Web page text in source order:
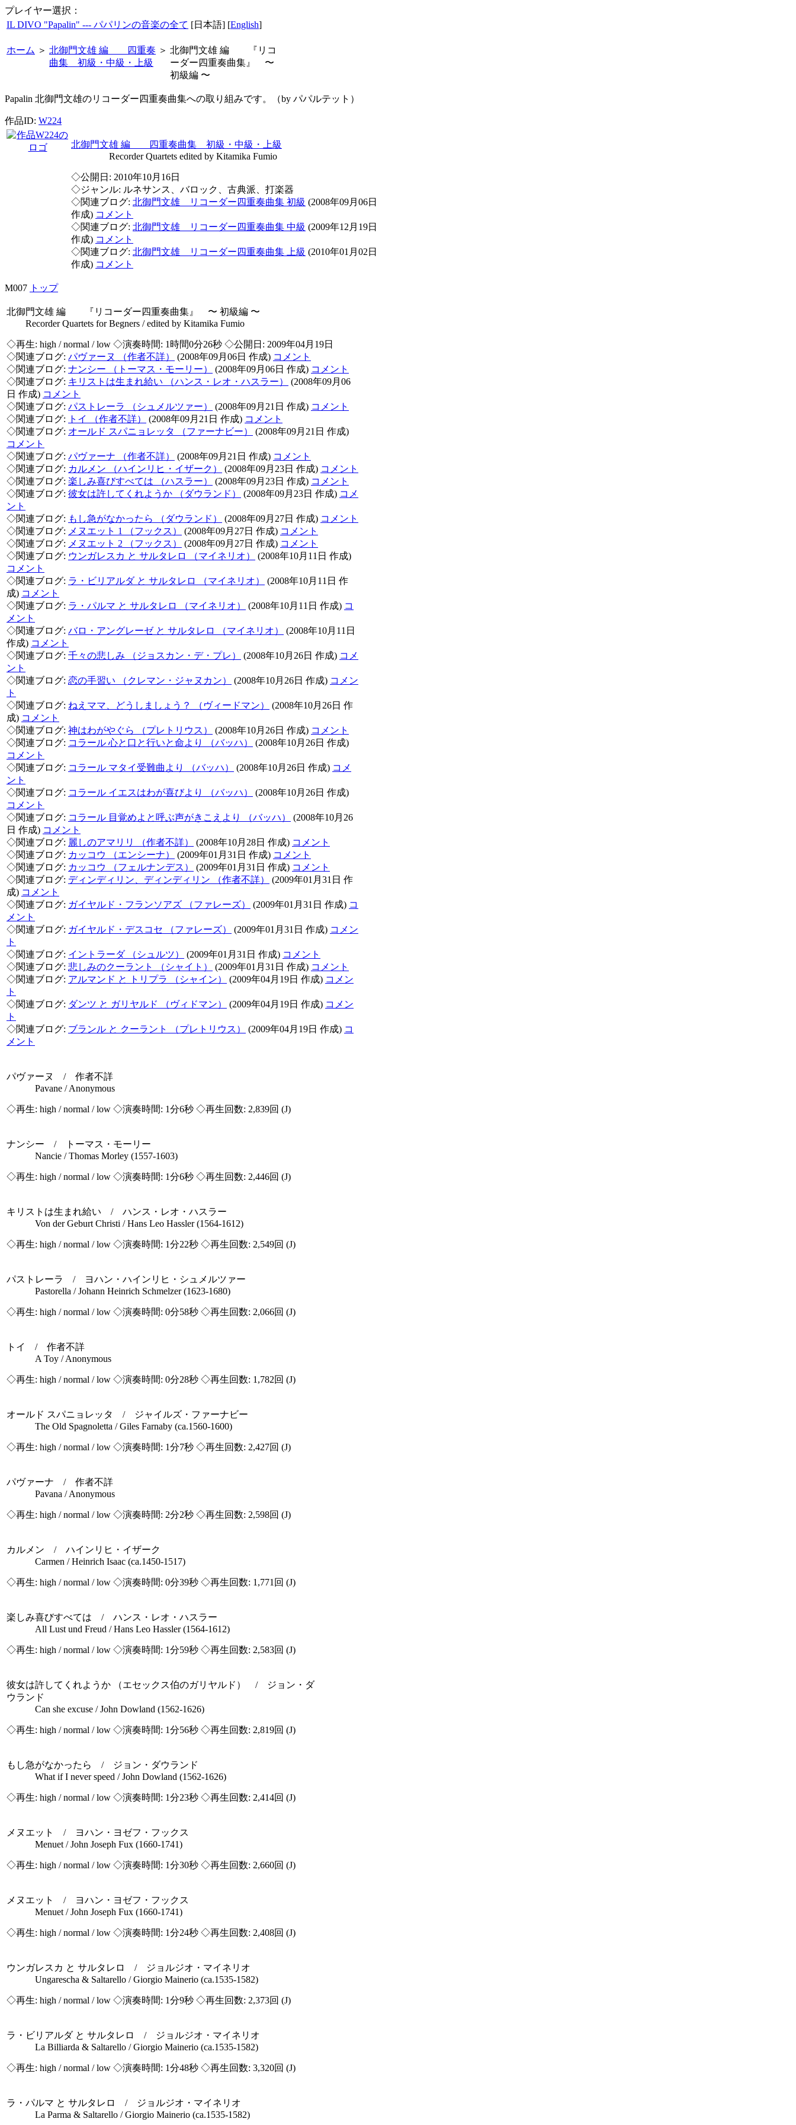
プレイヤー選択：
IL DIVO "Papalin" --- パパリンの音楽の全て [日本語] [English]
ホーム ＞ 北御門文雄 編 四重奏
曲集 初級・中級・上級
＞ 北御門文雄 編 『リコ
ーダー四重奏曲集』 〜
初級編 〜
Papalin 北御門文雄のリコーダー四重奏曲集への取り組みです。（by パパルテット）
作品ID: W224
北御門文雄 編 四重奏曲集 初級・中級・上級
Recorder Quartets edited by Kitamika Fumio
◇公開日: 2010年10月16日
◇ジャンル: ルネサンス、バロック、古典派、打楽器
◇関連ブログ: 北御門文雄 リコーダー四重奏曲集 初級 (2008年09月06日
作成) コメント
◇関連ブログ: 北御門文雄 リコーダー四重奏曲集 中級 (2009年12月19日
作成) コメント
◇関連ブログ: 北御門文雄 リコーダー四重奏曲集 上級 (2010年01月02日
作成) コメント
M007 トップ
北御門文雄 編 『リコーダー四重奏曲集』 〜 初級編 〜
Recorder Quartets for Begners / edited by Kitamika Fumio
◇再生: high / normal / low ◇演奏時間: 1時間0分26秒 ◇公開日: 2009年04月19日
◇関連ブログ: パヴァーヌ （作者不詳） (2008年09月06日 作成) コメント
◇関連ブログ: ナンシー （トーマス・モーリー） (2008年09月06日 作成) コメント
◇関連ブログ: キリストは生まれ給い （ハンス・レオ・ハスラー）
(2008年09月06
日 作成) コメント
◇関連ブログ: パストレーラ （シュメルツァー） (2008年09月21日 作成) コメント
◇関連ブログ:
トイ （作者不詳） (2008年09月21日 作成) コメント
◇関連ブログ: オールド スパニョレッタ （ファーナビー）
(2008年09月21日 作成)
コメント
◇関連ブログ: パヴァーナ （作者不詳） (2008年09月21日 作成) コメント
◇関連ブログ: カルメン （ハインリヒ・イザーク） (2008年09月23日 作成) コメント
◇関連ブログ: 楽しみ喜びすべては （ハスラー） (2008年09月23日 作成) コメント
◇関連ブログ: 彼女は許してくれようか （ダウランド） (2008年09月23日 作成) コメ
ント
◇関連ブログ: もし急がなかったら （ダウランド） (2008年09月27日 作成) コメント
◇関連ブログ: メヌエット 1 （フックス） (2008年09月27日 作成) コメント
◇関連ブログ: メヌエット 2 （フックス） (2008年09月27日 作成) コメント
◇関連ブログ: ウンガレスカ と サルタレロ （マイネリオ）
(2008年10月11日 作成)
コメント
◇関連ブログ: ラ・ビリアルダ と サルタレロ （マイネリオ）
(2008年10月11日 作
成) コメント
◇関連ブログ: ラ・パルマ と サルタレロ （マイネリオ） (2008年10月11日 作成) コ
メント
◇関連ブログ: バロ・アングレーゼ と サルタレロ （マイネリオ）
(2008年10月11日
作成) コメント
◇関連ブログ: 千々の悲しみ （ジョスカン・デ・プレ） (2008年10月26日 作成) コメ
ント
◇関連ブログ: 恋の手習い （クレマン・ジャヌカン） (2008年10月26日 作成) コメン
ト
◇関連ブログ: ねえママ、どうしましょう？ （ヴィードマン）
(2008年10月26日 作
成) コメント
◇関連ブログ: 神はわがやぐら （プレトリウス） (2008年10月26日 作成) コメント
◇関連ブログ: コラール 心と口と行いと命より （バッハ）
(2008年10月26日 作成)
コメント
◇関連ブログ: コラール マタイ受難曲より （バッハ） (2008年10月26日 作成) コメ
ント
◇関連ブログ: コラール イエスはわが喜びより （バッハ）
(2008年10月26日 作成)
コメント
◇関連ブログ: コラール 目覚めよと呼ぶ声がきこえより （バッハ）
(2008年10月26
日 作成) コメント
◇関連ブログ: 麗しのアマリリ （作者不詳） (2008年10月28日 作成) コメント
◇関連ブログ: カッコウ （エンシーナ） (2009年01月31日 作成) コメント
◇関連ブログ: カッコウ （フェルナンデス） (2009年01月31日 作成) コメント
◇関連ブログ: ディンディリン、ディンディリン （作者不詳）
(2009年01月31日 作
成) コメント
◇関連ブログ: ガイヤルド・フランソアズ （ファレーズ） (2009年01月31日 作成) コ
メント
◇関連ブログ: ガイヤルド・デスコセ （ファレーズ） (2009年01月31日 作成) コメン
ト
◇関連ブログ: イントラーダ （シュルツ） (2009年01月31日 作成) コメント
◇関連ブログ: 悲しみのクーラント （シャイト） (2009年01月31日 作成) コメント
◇関連ブログ: アルマンド と トリプラ （シャイン） (2009年04月19日 作成) コメン
ト
◇関連ブログ: ダンツ と ガリヤルド （ヴィドマン） (2009年04月19日 作成) コメン
ト
◇関連ブログ: ブランル と クーラント （プレトリウス） (2009年04月19日 作成) コ
メント
パヴァーヌ / 作者不詳
Pavane / Anonymous
◇再生: high / normal / low ◇演奏時間: 1分6秒 ◇再生回数: 2,839回 (J)
ナンシー / トーマス・モーリー
Nancie / Thomas Morley (1557-1603)
◇再生: high / normal / low ◇演奏時間: 1分6秒 ◇再生回数: 2,446回 (J)
キリストは生まれ給い / ハンス・レオ・ハスラー
Von der Geburt Christi / Hans Leo Hassler (1564-1612)
◇再生: high / normal / low ◇演奏時間: 1分22秒 ◇再生回数: 2,549回 (J)
パストレーラ / ヨハン・ハインリヒ・シュメルツァー
Pastorella / Johann Heinrich Schmelzer (1623-1680)
◇再生: high / normal / low ◇演奏時間: 0分58秒 ◇再生回数: 2,066回 (J)
トイ / 作者不詳
A Toy / Anonymous
◇再生: high / normal / low ◇演奏時間: 0分28秒 ◇再生回数: 1,782回 (J)
オールド スパニョレッタ / ジャイルズ・ファーナビー
The Old Spagnoletta / Giles Farnaby (ca.1560-1600)
◇再生: high / normal / low ◇演奏時間: 1分7秒 ◇再生回数: 2,427回 (J)
パヴァーナ / 作者不詳
Pavana / Anonymous
◇再生: high / normal / low ◇演奏時間: 2分2秒 ◇再生回数: 2,598回 (J)
カルメン / ハインリヒ・イザーク
Carmen / Heinrich Isaac (ca.1450-1517)
◇再生: high / normal / low ◇演奏時間: 0分39秒 ◇再生回数: 1,771回 (J)
楽しみ喜びすべては / ハンス・レオ・ハスラー
All Lust und Freud / Hans Leo Hassler (1564-1612)
◇再生: high / normal / low ◇演奏時間: 1分59秒 ◇再生回数: 2,583回 (J)
彼女は許してくれようか （エセックス伯のガリヤルド） / ジョン・ダ
ウランド
Can she excuse / John Dowland (1562-1626)
◇再生: high / normal / low ◇演奏時間: 1分56秒 ◇再生回数: 2,819回 (J)
もし急がなかったら / ジョン・ダウランド
What if I never speed / John Dowland (1562-1626)
◇再生: high / normal / low ◇演奏時間: 1分23秒 ◇再生回数: 2,414回 (J)
メヌエット / ヨハン・ヨゼフ・フックス
Menuet / John Joseph Fux (1660-1741)
◇再生: high / normal / low ◇演奏時間: 1分30秒 ◇再生回数: 2,660回 (J)
メヌエット / ヨハン・ヨゼフ・フックス
Menuet / John Joseph Fux (1660-1741)
◇再生: high / normal / low ◇演奏時間: 1分24秒 ◇再生回数: 2,408回 (J)
ウンガレスカ と サルタレロ / ジョルジオ・マイネリオ
Ungarescha & Saltarello / Giorgio Mainerio (ca.1535-1582)
◇再生: high / normal / low ◇演奏時間: 1分9秒 ◇再生回数: 2,373回 (J)
ラ・ビリアルダ と サルタレロ / ジョルジオ・マイネリオ
La Billiarda & Saltarello / Giorgio Mainerio (ca.1535-1582)
◇再生: high / normal / low ◇演奏時間: 1分48秒 ◇再生回数: 3,320回 (J)
ラ・パルマ と サルタレロ / ジョルジオ・マイネリオ
La Parma & Saltarello / Giorgio Mainerio (ca.1535-1582)